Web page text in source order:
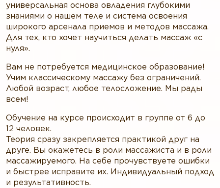
универсальная основа овладения глубокими
знаниями о нашем теле и система освоения
широкого арсенала приемов и методов массажа.
Для тех, кто хочет научиться делать массаж «с
нуля».
Вам не потребуется медицинское образование!
Учим классическому массажу без ограничений.
Любой возраст, любое телосложение. Мы рады
всем!
Обучение на курсе происходит в группе от 6 до
12 человек.
Теория сразу закрепляется практикой друг на
друге. Вы окажетесь в роли массажиста и в роли
массажируемого. На себе прочувствуете ошибки
и быстрее исправите их. Индивидуальный подход
и результативность.